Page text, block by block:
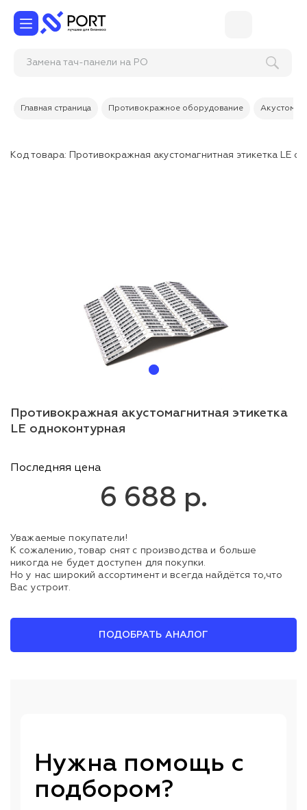
Замена тач-панели н
Главная страница Противокражное оборудование
Код товара: Противокражная акустомагнитная этикетка LE
Противокражная акустомагнитная этикетка
LE одноконтурная
Последняя цена
6 688 р.
Уважаемые покупатели!
К сожалению, товар снят с производства и больше
никогда не будет доступен для покупки.
Но у нас широкий ассортимент и всегда найдётся то,что
Вас устроит.
ПОДОБРАТЬ АНАЛОГ
Нужна помощь с
подбором?